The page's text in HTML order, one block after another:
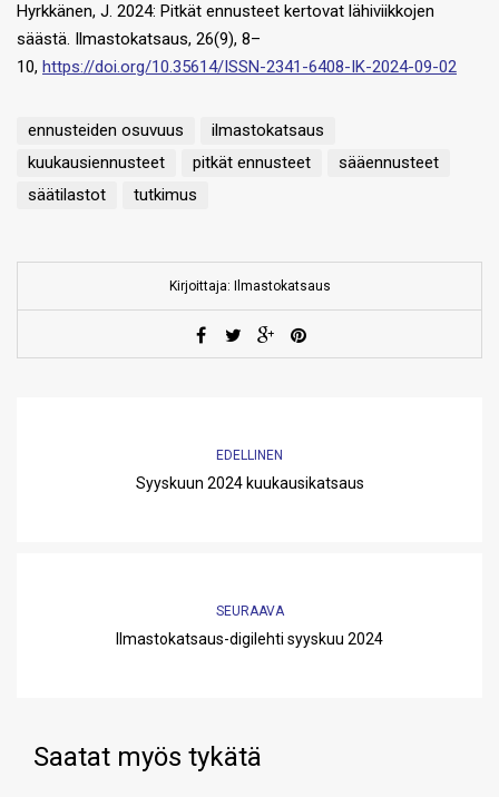
Hyrkkänen, J. 2024: Pitkät ennusteet kertovat lähiviikkojen
säästä. Ilmastokatsaus, 26(9), 8–
10, https://doi.org/10.35614/ISSN-2341-6408-IK-2024-09-02
ennusteiden osuvuus
ilmastokatsaus
kuukausiennusteet
pitkät ennusteet
sääennusteet
säätilastot
tutkimus
Kirjoittaja: Ilmastokatsaus
EDELLINEN
Syyskuun 2024 kuukausikatsaus
SEURAAVA
Ilmastokatsaus-digilehti syyskuu 2024
Saatat myös tykätä